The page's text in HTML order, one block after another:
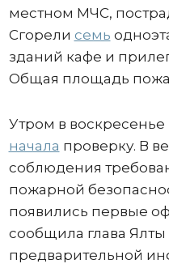
местном МЧС,
Сгорели семь
зданий кафе и
Общая площадь
Утром в
начала проверку. В
соблюдения
пожарной
появились первые
сообщила глава
предварительной